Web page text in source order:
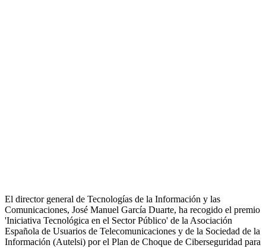
El director general de Tecnologías de la Información y las
Comunicaciones, José Manuel García Duarte, ha recogido el premio
'Iniciativa Tecnológica en el Sector Público' de la Asociación
Española de Usuarios de Telecomunicaciones y de la Sociedad de la
Información (Autelsi) por el Plan de Choque de Ciberseguridad para